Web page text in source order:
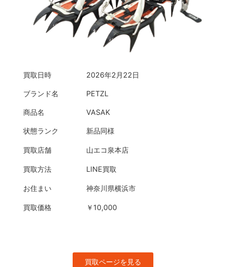
買取日時 2026年2月22日
ブランド名 PETZL
商品名 VASAK
状態ランク 新品同様
買取店舗 山エコ泉本店
買取方法 LINE買取
お住まい 神奈川県横浜市
買取価格 ￥10,000
買取ページを見る